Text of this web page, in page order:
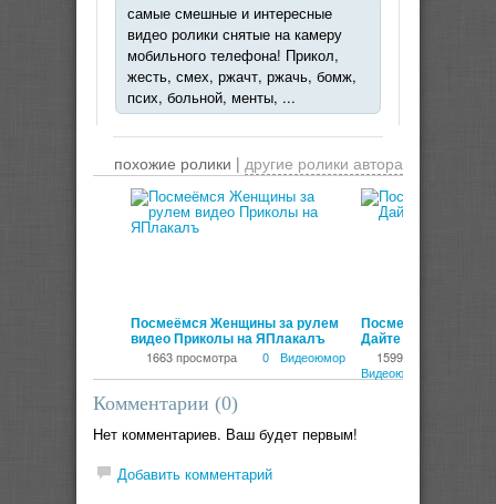
самые смешные и интересные
видео ролики снятые на камеру
мобильного телефона! Прикол,
жесть, смех, ржачт, ржачь, бомж,
псих, больной, менты, ...
похожие ролики | другие ролики автора
Посмеёмся Женщины за рулем
видео Приколы на ЯПлакалъ
1663 просмотра 0 Видеоюмор
Посмеёмся
Дайте народу пиво!
1599 просмотров
Видеоюмор
Комментарии (0)
Нет комментариев. Ваш будет первым!
Добавить комментарий